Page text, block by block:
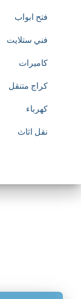
فتح ابواب
فني ستلايت
كاميرات
كراج متنقل
كهرباء
نقل اثاث